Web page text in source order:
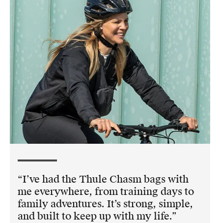
I’ve had the Thule Chasm bags with
me everywhere, from training days to
family adventures. It’s strong, simple,
and built to keep up with my life.